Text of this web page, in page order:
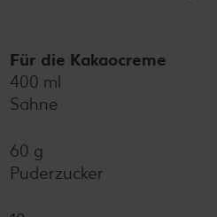
Für die Kakaocreme
400 ml
Sahne
60 g
Puderzucker